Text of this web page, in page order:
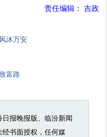
责任编辑： 吉政
沐万安
富路
报晚报版、临汾新闻
书面授权，任何媒